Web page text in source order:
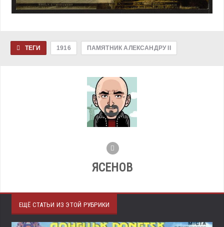
ТЕГИ 1916 ПАМЯТНИК АЛЕКСАНДРУ II
ЯСЕНОВ
ЕЩЁ СТАТЬИ ИЗ ЭТОЙ РУБРИКИ